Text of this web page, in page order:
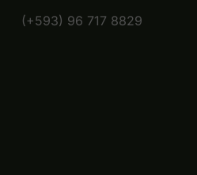
(+593) 96 717 8829